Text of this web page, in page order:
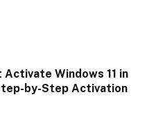
Windows 11 in
by-Step Activation